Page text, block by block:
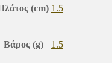
(cm) 1.5
Βάρος (g) 1.5